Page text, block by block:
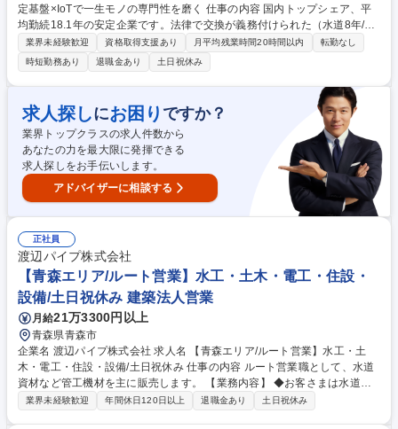
定基盤×IoTで一生モノの専門性を磨く 仕事の内容 国内トップシェア、平
均勤続18.1年の安定企業です。法律で交換が義務付けられた（水道8年/ガ
ス10年）インフラ機器×IoT技術で、自治体等のDX化を支援。未経験から
専門性を武器にできる提案営業です。 ■具体的には：既存顧客（水道局・
ガス会社）への定期訪問を通じ、長期的な信頼を築くスタイルです。計量
法による定期的な交換需要があるため、景気に左右されない安定性が強
み。■入社後の壁：専門知識は必要ですが、1人で抱え込む必要はありませ
ん。完璧主義より「周囲を頼れる素直さ・周囲を巻き込む力」がある方が
活躍中。■環境：拠点メンバーと連携した手厚い教育体制／転勤なしで腰
を据える。 募集職種 静岡｜法人営業◆国内シェアトップの安定基盤×IoT
で一生モノの専門性を磨く
業界未経験歓迎 資格取得支援あり 月平均残業時間20時間以内
転勤なし
時短勤務あり
退職金あり 土日祝休み
求人探しにお困り ですか？
業界トップクラスの求人件数から
あなたの力を最大限に発揮できる
求人探しをお手伝いします。
アドバイザーに相談する
正社員
渡辺パイプ株式会社
【青森エリア/ルート営業】水工・土木・電工・住設・
設備/土日祝休み 建築法人営業
月給21万3300円以上
青森県青森市
企業名 渡辺パイプ株式会社 求人名 【青森エリア/ルート営業】水工・土
木・電工・住設・設備/土日祝休み 仕事の内容 ルート営業職として、水道
資材など管工機材を主に販売します。 【業務内容】 ◆お客さまは水道工
事などをおこなう会社さまなどです ◆取扱商材：配管（パイプ）や継手な
業界未経験歓迎 年間休日120日以上 退職金あり 土日祝休み